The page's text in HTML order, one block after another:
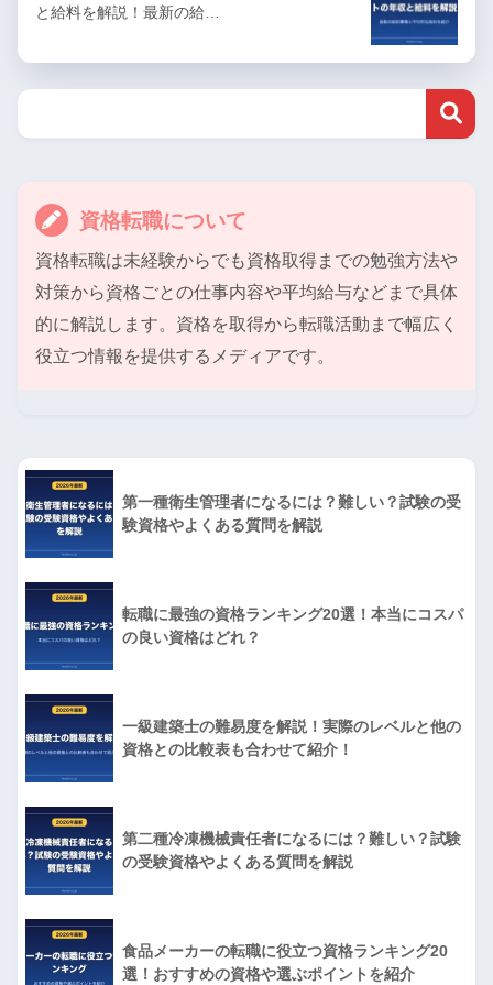
と給料を解説！最新の給…
資格転職について
資格転職は未経験からでも資格取得までの勉強方法や
対策から資格ごとの仕事内容や平均給与などまで具体
的に解説します。資格を取得から転職活動まで幅広く
役立つ情報を提供するメディアです。
第一種衛生管理者になるには？難しい？試験の受
験資格やよくある質問を解説
転職に最強の資格ランキング20選！本当にコスパ
の良い資格はどれ？
一級建築士の難易度を解説！実際のレベルと他の
資格との比較表も合わせて紹介！
第二種冷凍機械責任者になるには？難しい？試験
の受験資格やよくある質問を解説
食品メーカーの転職に役立つ資格ランキング20
選！おすすめの資格や選ぶポイントを紹介